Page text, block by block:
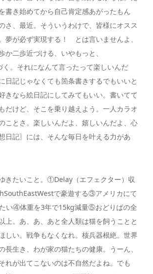
書き始めてから自己肯定感あがったもん
さ、最近。そういうわけで、皆様にオスス
夢が必ず実現する！ とは言いませんよ、
か二歩近づける、いやもっと、
。それになんて言ったって楽しいんだ
日記じゃなくても箇条書きするでもいいと
きなら絵日記にしてみてもいい。書いてて
だけど、そこを乗り越えよう。一人カラオ
ことさ。楽しいんだよ、嬉しいんだよ、心
日記〗には、そんな毎日を叶える力があ
きたいこと。①Delay（エフェクター）収
で豪遊する③アメリカにて
い④体重を3年で15kg減量⑤おどりばの全
上。あ、あ、あと全人類は猫を飼うことと
しい。戦争もなくなれ。核兵器根絶。世界
長生き、わが家の猫たちの健康。うーん、
れが出てこないのは不自然だよね。でも